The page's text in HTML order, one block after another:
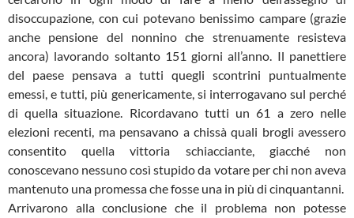
disoccupazione, con cui potevano benissimo campare (grazie
anche pensione del nonnino che strenuamente resisteva
ancora) lavorando soltanto 151 giorni all’anno. Il panettiere
del paese pensava a tutti quegli scontrini puntualmente
emessi, e tutti, più genericamente, si interrogavano sul perché
di quella situazione. Ricordavano tutti un 61 a zero nelle
elezioni recenti, ma pensavano a chissà quali brogli avessero
consentito quella vittoria schiacciante, giacché non
conoscevano nessuno così stupido da votare per chi non aveva
mantenuto una promessa che fosse una in più di cinquantanni.
Arrivarono alla conclusione che il problema non potesse